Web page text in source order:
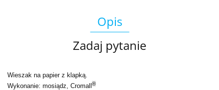
Opis
Zadaj pytanie
Wieszak na papier z klapką.
Wykonanie: mosiądz, Cromall ®